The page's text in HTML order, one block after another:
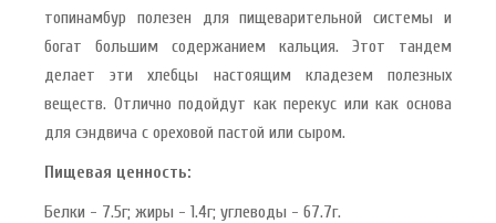
топинамбур полезен для пищеварительной системы и
богат большим содержанием кальция. Этот тандем
делает эти хлебцы настоящим кладезем полезных
веществ. Отлично подойдут как перекус или как основа
для сэндвича с ореховой пастой или сыром.
Пищевая ценность:
Белки - 7.5г; жиры - 1.4г; углеводы - 67.7г.